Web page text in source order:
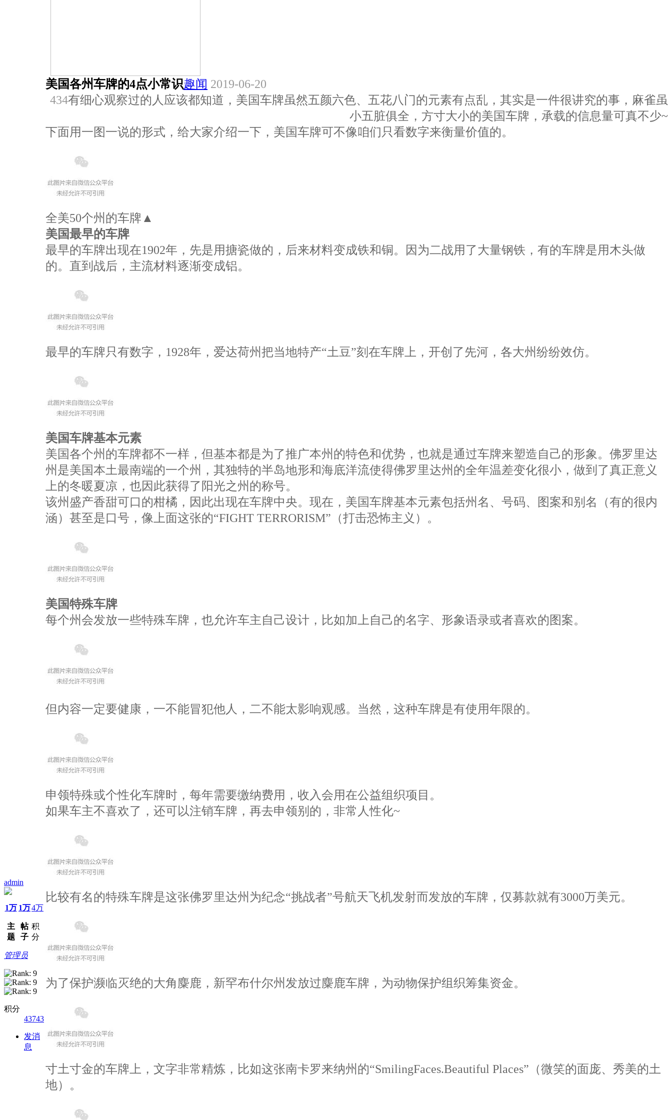
admin
1万
主
题
1万
帖
子
4万
积
分
管理员
积分
43743
发消
息
美国各州车牌的4点小常识趣闻 2019-06-20
434有细心观察过的人应该都知道，美国车牌虽然五颜六色、五花八门的元素有点乱，其实是一件很讲究的事，麻雀虽
小五脏俱全，方寸大小的美国车牌，承载的信息量可真不少~
下面用一图一说的形式，给大家介绍一下，美国车牌可不像咱们只看数字来衡量价值的。
全美50个州的车牌▲
美国最早的车牌
最早的车牌出现在1902年，先是用搪瓷做的，后来材料变成铁和铜。因为二战用了大量钢铁，有的车牌是用木头做
的。直到战后，主流材料逐渐变成铝。
最早的车牌只有数字，1928年，爱达荷州把当地特产“土豆”刻在车牌上，开创了先河，各大州纷纷效仿。
美国车牌基本元素
美国各个州的车牌都不一样，但基本都是为了推广本州的特色和优势，也就是通过车牌来塑造自己的形象。佛罗里达
州是美国本土最南端的一个州，其独特的半岛地形和海底洋流使得佛罗里达州的全年温差变化很小，做到了真正意义
上的冬暖夏凉，也因此获得了阳光之州的称号。
该州盛产香甜可口的柑橘，因此出现在车牌中央。现在，美国车牌基本元素包括州名、号码、图案和别名（有的很内
涵）甚至是口号，像上面这张的“FIGHT TERRORISM”（打击恐怖主义）。
美国特殊车牌
每个州会发放一些特殊车牌，也允许车主自己设计，比如加上自己的名字、形象语录或者喜欢的图案。
但内容一定要健康，一不能冒犯他人，二不能太影响观感。当然，这种车牌是有使用年限的。
申领特殊或个性化车牌时，每年需要缴纳费用，收入会用在公益组织项目。
如果车主不喜欢了，还可以注销车牌，再去申领别的，非常人性化~
比较有名的特殊车牌是这张佛罗里达州为纪念“挑战者”号航天飞机发射而发放的车牌，仅募款就有3000万美元。
为了保护濒临灭绝的大角麋鹿，新罕布什尔州发放过麋鹿车牌，为动物保护组织筹集资金。
寸土寸金的车牌上，文字非常精炼，比如这张南卡罗来纳州的“SmilingFaces.Beautiful Places”（微笑的面庞、秀美的土
地）。